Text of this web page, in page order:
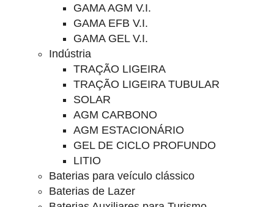
GAMA AGM V.I.
GAMA EFB V.I.
GAMA GEL V.I.
Indústria
TRAÇÃO LIGEIRA
TRAÇÃO LIGEIRA TUBULAR
SOLAR
AGM CARBONO
AGM ESTACIONÁRIO
GEL DE CICLO PROFUNDO
LITIO
Baterias para veículo clássico
Baterias de Lazer